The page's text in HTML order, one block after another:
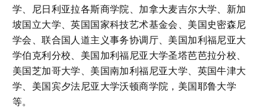
学、尼日利亚拉各斯商学院、加拿大麦吉尔大学、新加
坡国立大学、英国国家科技艺术基金会、美国史密森尼
学会、联合国人道主义事务协调厅、美国加利福尼亚大
学伯克利分校、美国加利福尼亚大学圣塔芭芭拉分校、
美国芝加哥大学、美国南加利福尼亚大学、英国牛津大
学、美国宾夕法尼亚大学沃顿商学院，美国耶鲁大学
等。